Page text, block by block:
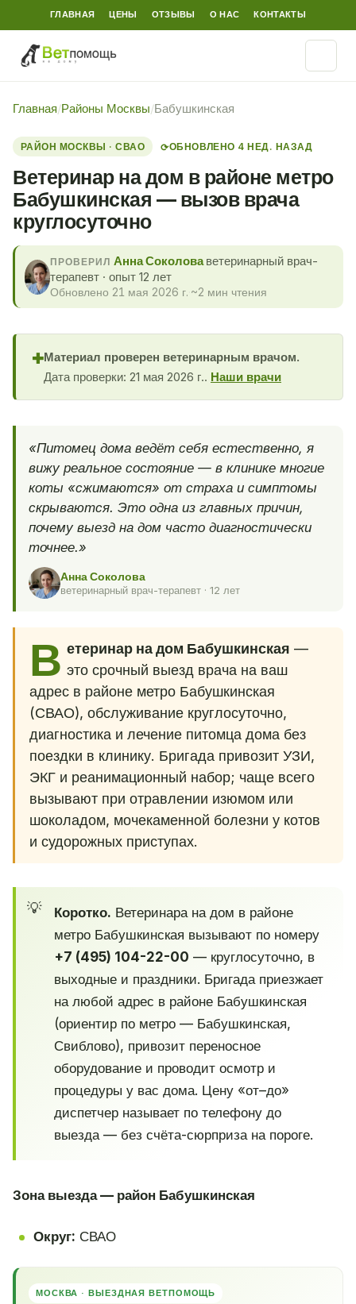
ГЛАВНАЯ ЦЕНЫ ОТЗЫВЫ О НАС КОНТАКТЫ
Главная/Районы Москвы/Бабушкинская
РАЙОН МОСКВЫ · СВАО ⟳ОБНОВЛЕНО 4 НЕД. НАЗАД
Ветеринар на дом в районе метро
Бабушкинская — вызов врача
круглосуточно
ПРОВЕРИЛ Анна Соколоваветеринарный врач-
терапевт · опыт 12 лет
Обновлено 21 мая 2026 г. ~2 мин чтения
✚Материал проверен ветеринарным врачом.
Дата проверки: 21 мая 2026 г.. Наши врачи
«Питомец дома ведёт себя естественно, я
вижу реальное состояние — в клинике многие
коты «сжимаются» от страха и симптомы
скрываются. Это одна из главных причин,
почему выезд на дом часто диагностически
точнее.»
Анна Соколова
ветеринарный врач-терапевт · 12 лет
В етеринар на дом Бабушкинская —
это срочный выезд врача на ваш
адрес в районе метро Бабушкинская
(СВАО), обслуживание круглосуточно,
диагностика и лечение питомца дома без
поездки в клинику. Бригада привозит УЗИ,
ЭКГ и реанимационный набор; чаще всего
вызывают при отравлении изюмом или
шоколадом, мочекаменной болезни у котов
и судорожных приступах.
Коротко. Ветеринара на дом в районе
метро Бабушкинская вызывают по номеру
+7 (495) 104-22-00 — круглосуточно, в
выходные и праздники. Бригада приезжает
на любой адрес в районе Бабушкинская
(ориентир по метро — Бабушкинская,
Свиблово), привозит переносное
оборудование и проводит осмотр и
процедуры у вас дома. Цену «от–до»
диспетчер называет по телефону до
выезда — без счёта-сюрприза на пороге.
Зона выезда — район Бабушкинская
Округ: СВАО
МОСКВА · ВЫЕЗДНАЯ ВЕТПОМОЩЬ